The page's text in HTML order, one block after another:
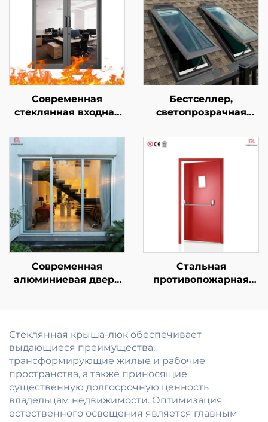
Современная
стеклянная входная
безопасности для
отеля, торгового
центра,
коммерческого
использования,
внутренняя
противопожарная
дверь с готовой
отделкой
поверхности
Бестселлер,
светопрозрачная
алюминиевого
сплава со стеклом,
вентилируемое окно
на крышу для виллы,
отель, с подсветкой
Современная
алюминиевая дверь
наружная
раздвижная
стеклянная дверь
для балкона
Стальная
противопожарная
заказ, для
жилых и
промышленных
помещений
Стеклянная крыша-люк обеспечивает
выдающиеся преимущества,
трансформирующие жилые и рабочие
пространства, а также приносящие
существенную долгосрочную ценность
владельцам недвижимости. Оптимизация
естественного освещения является главным